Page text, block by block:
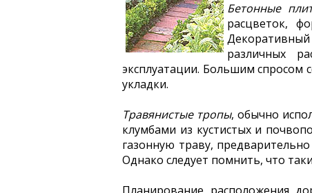
Бетонные
расцветок,
Декоративный
различных
эксплуатации. Большим спросом
укладки.
Травянистые тропы, обычно
клумбами из кустистых и
газонную траву,
Однако следует помнить, что